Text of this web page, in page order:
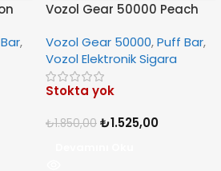
,
Vozol Gear 50000 Peach
Vozol Gear 50000,Puff Bar,
Vozol Elektronik Sigara
Stokta yok
₺1.850,00 ₺1.525,00